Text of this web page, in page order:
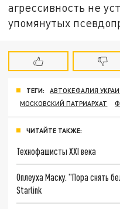
агрессивность не
упомянутых
ТЕГИ: АВТОКЕФАЛИЯ
МОСКОВСКИЙ ПАТРИАРХАТ
ЧИТАЙТЕ ТАКЖЕ:
Технофашисты XXI века
Оплеуха Маску. "Пора снять
Starlink